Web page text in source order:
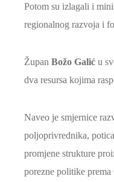
Potom su izlagali i
regionalnog razvoja i
Župan Božo Galić u
dva resursa kojima
Naveo je smjernice
poljoprivrednika,
promjene strukture
porezne politike